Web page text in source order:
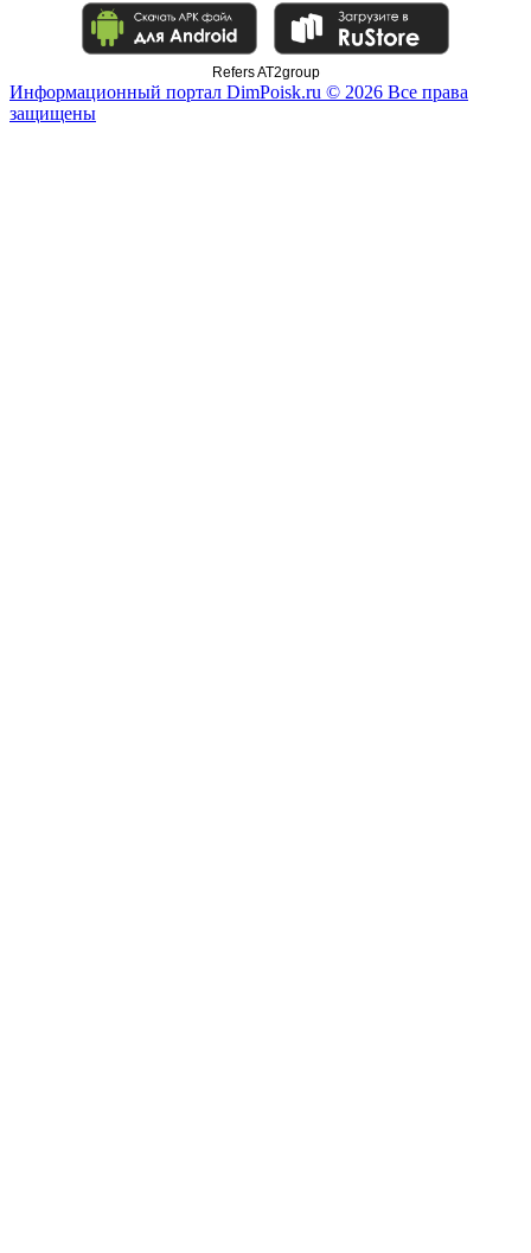
Refers AT2group
Информационный портал DimPoisk.ru © 2026 Все права
защищены